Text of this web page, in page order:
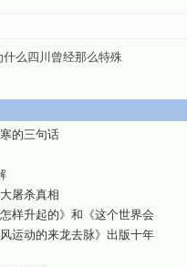
么四川曾经那么特殊
的三句话
屠杀真相
样升起的》和《这个世界会
运动的来龙去脉》出版十年